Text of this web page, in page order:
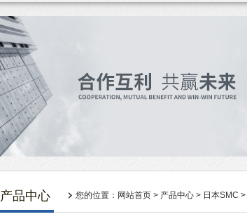
产品中心 您的位置： 网站首页 > 产品中心 > 日本SMC >